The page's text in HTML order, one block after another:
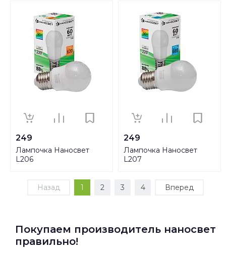
249
Лампочка Наносвет
L206
249
Лампочка Наносвет
L207
Назад 1 2 3 4 Вперед
Покупаем производитель наносвет
правильно!